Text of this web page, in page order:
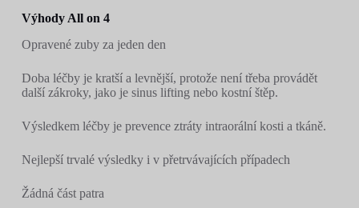
Výhody All on 4
Opravené zuby za jeden den
Doba léčby je kratší a levnější, protože není třeba provádět
další zákroky, jako je sinus lifting nebo kostní štěp.
Výsledkem léčby je prevence ztráty intraorální kosti a tkáně.
Nejlepší trvalé výsledky i v přetrvávajících případech
Žádná část patra